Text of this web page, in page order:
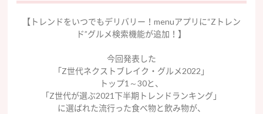
【トレンドをいつでもデリバリー！menuアプリに“Zトレン
ド”グルメ検索機能が追加！】
今回発表した
「Z世代ネクストブレイク・グルメ2022」
トップ1～30と、
「Z世代が選ぶ2021下半期トレンドランキング」
に選ばれた流行った食べ物と飲み物が、